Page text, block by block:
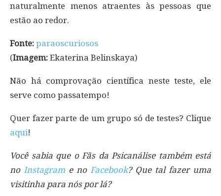
naturalmente menos atraentes às pessoas que
estão ao redor.
Fonte: paraoscuriosos
(Imagem: Ekaterina Belinskaya)
Não há comprovação científica neste teste, ele
serve como passatempo!
Quer fazer parte de um grupo só de testes? Clique
aqui!
Você sabia que o Fãs da Psicanálise também está
no Instagrame no Facebook? Que tal fazer uma
visitinha para nós por lá?